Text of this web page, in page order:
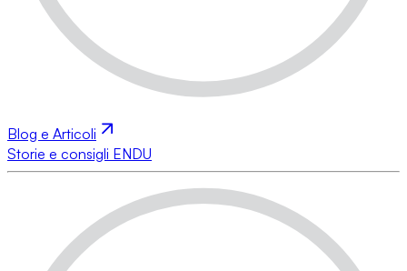
Blog e Articoli
Storie e consigli ENDU